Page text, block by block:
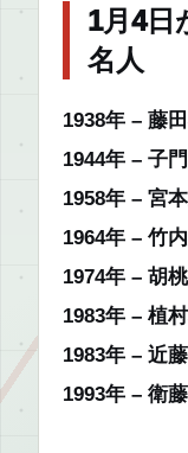
1月4日
名人
1938年 – 藤
1944年 – 子
1958年 – 宮
1964年 – 竹
1974年 – 胡
1983年 – 植
1983年 – 近
1993年 – 衛